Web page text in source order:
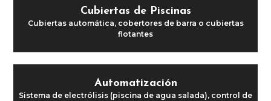
Cubiertas de Piscinas
Cubiertas automática, cobertores de barra o cubiertas
flotantes
Automatización
Sistema de electrólisis (piscina de agua salada), control de